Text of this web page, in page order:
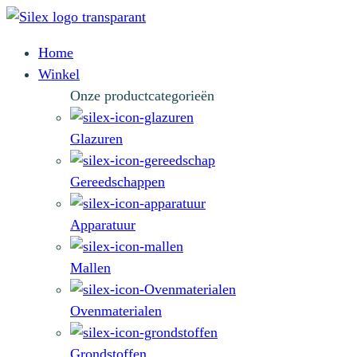
Home
Winkel
Onze productcategorieën
Glazuren
Gereedschappen
Apparatuur
Mallen
Ovenmaterialen
Grondstoffen